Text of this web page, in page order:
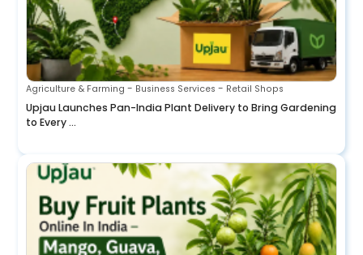
Agriculture & Farming - Business Services - Retail Shops
Upjau Launches Pan-India Plant Delivery to Bring Gardening
to Every ...